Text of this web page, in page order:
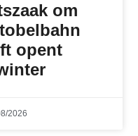
om
opent
2026